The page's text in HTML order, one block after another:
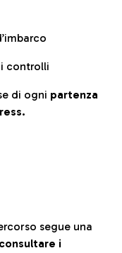
i controlli
di ogni partenza
segue una
consultare i